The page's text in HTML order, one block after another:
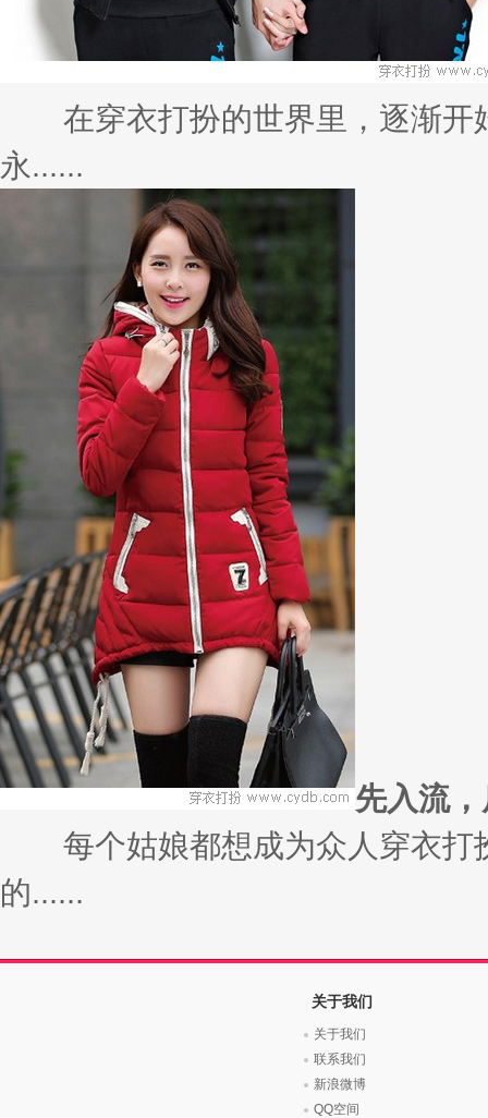
在穿衣打扮的世界里，逐渐开
永......
先入流
每个姑娘都想成为众人穿衣打
的......
关于我们
关于我们
联系我们
新浪微博
QQ空间